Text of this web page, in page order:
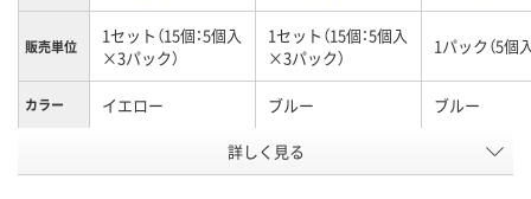
販売単位
1セット（15個：5個入
×3パック）
1セット（15個：5個入
×3パック）
1パック（5個
カラー イエロー ブルー ブルー
2909882 2873968
詳しく見る